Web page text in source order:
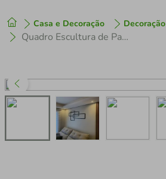
Casa e Decoração Decoração
Quadro Escultura de Parede Retângulos Abstratos 100x55 Preto
1º tenis
perfume
air fryer